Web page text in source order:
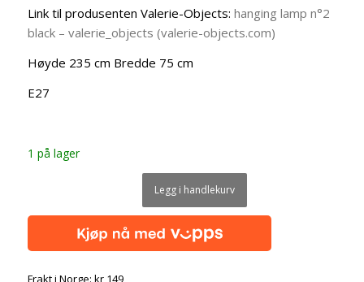
Link til produsenten Valerie-Objects: hanging lamp n°2
black – valerie_objects (valerie-objects.com)
Høyde 235 cm Bredde 75 cm
E27
1 på lager
Legg i handlekurv
Frakt i Norge: kr 149